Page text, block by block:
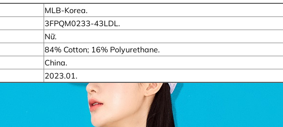
MLB-Korea.
3FPQM0233-43LDL.
Nữ.
84% Cotton; 16% Polyurethane.
China.
2023.01.